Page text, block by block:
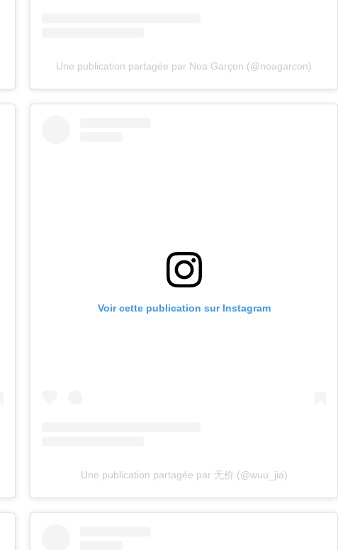
Une publication partagée par Noa Garçon (@noagarcon)
Voir cette publication sur Instagram
Une publication partagée par 无价 (@wuu_jia)